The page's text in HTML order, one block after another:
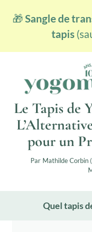
🎁 Sangle de
tapis
Le Tapis de
pour un
Par Mathilde Corbin
Quel tapis